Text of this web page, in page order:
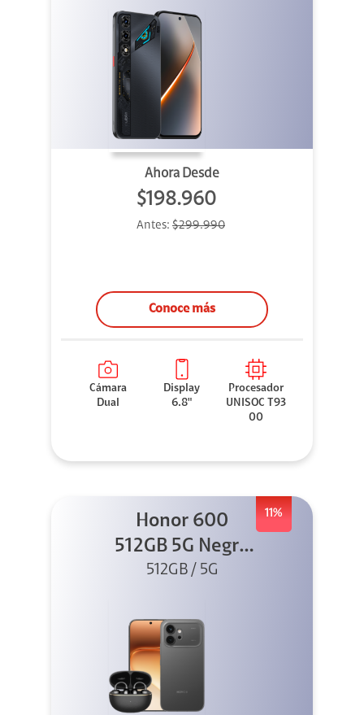
Ahora Desde
$198.960
Antes: $299.990
Conoce más
Cámara
Dual
Display
6.8"
Procesador
UNISOC T93
00
11%
Honor 600
512GB 5G Negro
+ Clip 2
512GB / 5G